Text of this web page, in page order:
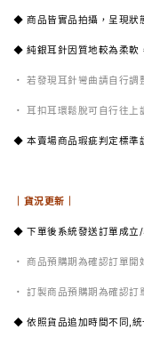
◆ 商品皆實品拍攝，呈現狀
◆ 純銀耳針因質地較為柔軟
・ 若發現耳針彎曲請自行調
・ 耳扣耳環鬆脫可自行往
◆ 本賣場商品瑕疵判定標準
｜貨況更新｜
◆ 下單後系統發送訂單成立/
・ 商品預購期為確認訂單
・ 訂製商品預購期為確認
◆ 依照貨品追加時間不同,統